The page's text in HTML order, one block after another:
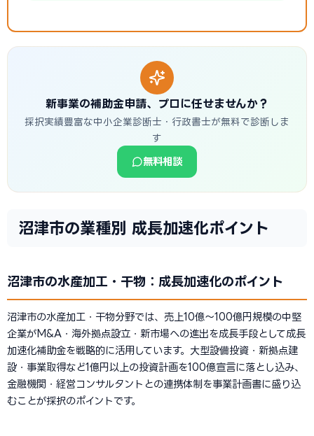
新事業の補助金申請、プロに任せませんか？
採択実績豊富な中小企業診断士・行政書士が無料で診断しま
す
無料相談
沼津市の業種別 成長加速化ポイント
沼津市の水産加工・干物：成長加速化のポイント
沼津市の水産加工・干物分野では、売上10億〜100億円規模の中堅
企業がM&A・海外拠点設立・新市場への進出を成長手段として成長
加速化補助金を戦略的に活用しています。大型設備投資・新拠点建
設・事業取得など1億円以上の投資計画を100億宣言に落とし込み、
金融機関・経営コンサルタントとの連携体制を事業計画書に盛り込
むことが採択のポイントです。